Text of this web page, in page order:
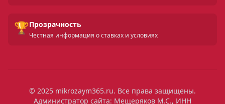
🏆Прозрачность
Честная информация о ставках и условиях
© 2025 mikrozaym365.ru. Все права защищены.
Администратор сайта: Мещеряков М.С., ИНН